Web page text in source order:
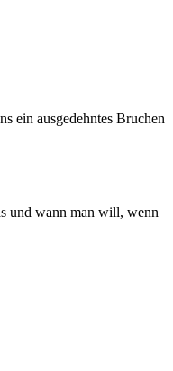
ein ausgedehntes Bruchen
und wann man will, wenn